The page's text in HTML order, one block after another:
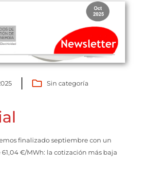
Sin categoría
finalizado septiembre con un
€/MWh: la cotización más baja